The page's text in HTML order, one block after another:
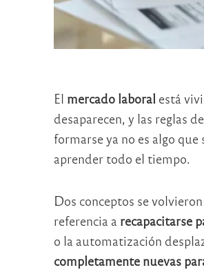
El mercado laboral está
desaparecen, y las reglas
formarse ya no es algo
aprender todo el tiempo.
Dos conceptos se
referencia a recapacitarse
o la automatización
completamente nuevas